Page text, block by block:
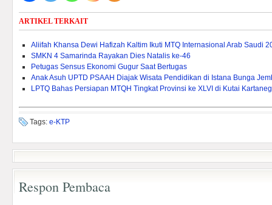
ARTIKEL TERKAIT
Aliifah Khansa Dewi Hafizah Kaltim Ikuti MTQ Internasional Arab Saudi
SMKN 4 Samarinda Rayakan Dies Natalis ke-46
Petugas Sensus Ekonomi Gugur Saat Bertugas
Anak Asuh UPTD PSAAH Diajak Wisata Pendidikan di Istana Bunga
LPTQ Bahas Persiapan MTQH Tingkat Provinsi ke XLVI di Kutai
Tags: e-KTP
Respon Pembaca